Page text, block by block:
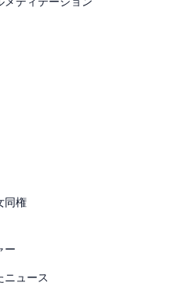
同権
ー
ニュース